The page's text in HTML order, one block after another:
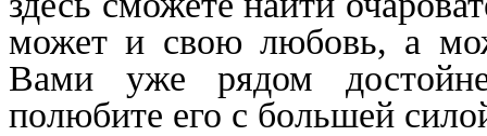
может и свою любовь, а
Вами уже рядом
полюбите его с большей